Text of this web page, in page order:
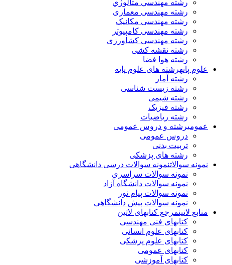
رشته مهندسي متالوژي
رشته مهندسی معماری
رشته مهندسی مکانیک
رشته مهندسی کامپیوتر
رشته مهندسی کشاورزی
رشته نقشه کشی
رشته هوا فضا
علوم پایهرشته های علوم پایه
رشته آمار
رشته زیست شناسی
رشته شیمی
رشته فیزیک
رشته ریاضیات
عمومیرشته و دروس عمومی
دروس عمومی
تربیت بدنی
رشته های پزشکی
نمونه سوالاتنمونه سوالات درسی دانشگاهی
نمونه سوالات سراسری
نمونه سوالات دانشگاه آزاد
نمونه سوالات پیام نور
نمونه سوالات پیش دانشگاهی
منابع لاتینمرجع کتابهای لاتین
کتابهای فنی مهندسی
کتابهای علوم انسانی
کتابهای علوم پزشکی
کتابهای عمومی
کتابهای آموزشی